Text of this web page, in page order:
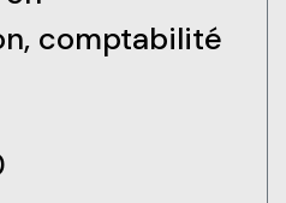
comptabilité